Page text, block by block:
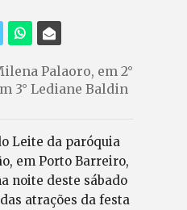
Palaoro, em 2°
3° Lediane Baldin
Leite da paróquia
em Porto Barreiro,
noite deste sábado
atrações da festa